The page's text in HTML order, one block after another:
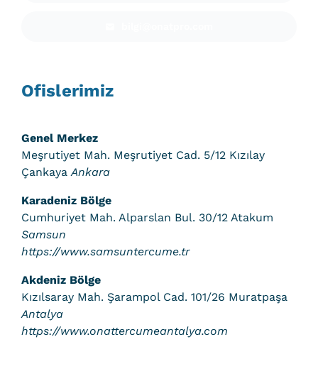
Ofislerimiz
Genel Merkez
Meşrutiyet Mah. Meşrutiyet Cad. 5/12 Kızılay
ÇankayaAnkara
Karadeniz Bölge
Cumhuriyet Mah. Alparslan Bul. 30/12 Atakum
Samsun
https://www.samsuntercume.tr
Akdeniz Bölge
Kızılsaray Mah. Şarampol Cad. 101/26 Muratpaşa
Antalya
https://www.onattercumeantalya.com